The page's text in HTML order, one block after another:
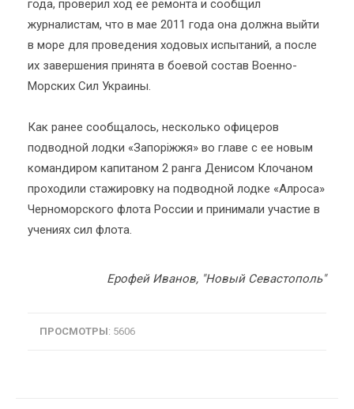
года, проверил ход ее ремонта и сообщил
журналистам, что в мае 2011 года она должна выйти
в море для проведения ходовых испытаний, а после
их завершения принята в боевой состав Военно-
Морских Сил Украины.
Как ранее сообщалось, несколько офицеров
подводной лодки «Запоріжжя» во главе с ее новым
командиром капитаном 2 ранга Денисом Клочаном
проходили стажировку на подводной лодке «Алроса»
Черноморского флота России и принимали участие в
учениях сил флота.
Ерофей Иванов, "Новый Севастополь"
ПРОСМОТРЫ: 5606